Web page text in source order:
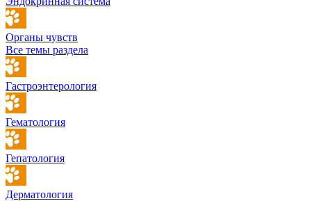
Органы чувств
Все темы раздела
Гастроэнтерология
Гематология
Гепатология
Дерматология